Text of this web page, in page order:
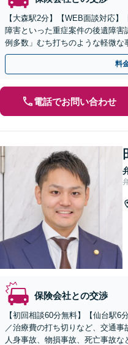
【大森駅2分】【WEB面談対応
障害といった重症案件の後遺障
例多数」むち打ちのような軽微
の重症事故まで、事故の規模に関
料
電話でお問い合わせ
保険会社との交渉
【初回相談60分無料】【仙台駅6
／治療費の打ち切りなど、交通事
人身事故、物損事故、死亡事故